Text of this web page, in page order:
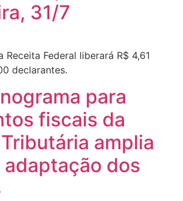
31/7
Federal liberará R$ 4,61
declarantes.
para
fiscais da
amplia
dos